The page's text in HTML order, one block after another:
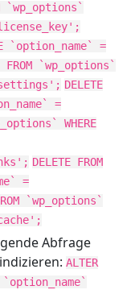
`wp_options`
`option_name` =
FROM `wp_options`
DELETE
=
WHERE
DELETE FROM
=
`wp_options`
Abfrage
ALTER
`option_name`